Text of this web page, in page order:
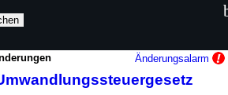
Änderungsalarm